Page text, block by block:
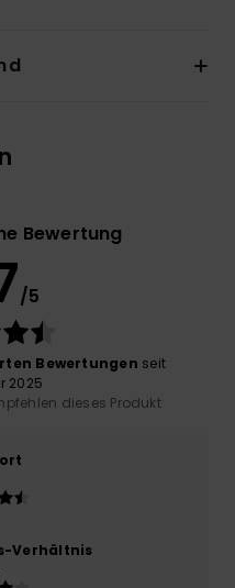
Bewertung
/5
Bewertungen seit
2025
dieses Produkt
Verhältnis